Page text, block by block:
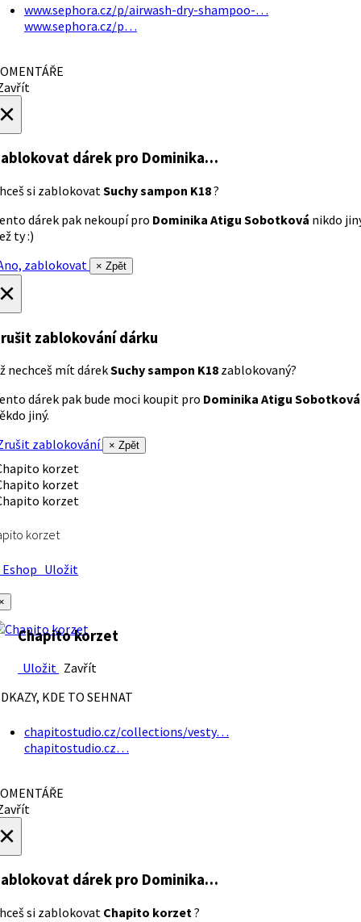
www.sephora.cz/p/airwash-dry-shampoo-…
www.sephora.cz/p…
dárek pro Dominika…
si zablokovatSuchy sampon K18?
dárek pak nekoupí pro Dominika Atigu Sobotková nikdo
ty :)
zablokovat
× Zpět
zablokování dárku
nechceš mít dárekSuchy sampon K18 zablokovaný?
dárek pak bude moci koupit pro Dominika Atigu Sobotková
jiný.
zablokování
× Zpět
korzet
Uložit
Chapito korzet
Uložit Zavřít
KDE TO SEHNAT
chapitostudio.cz/collections/vesty…
chapitostudio.cz…
dárek pro Dominika…
si zablokovat Chapito korzet?